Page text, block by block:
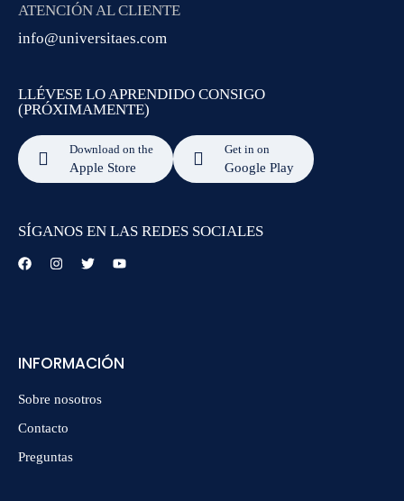
INFORMACIÓN
Sobre nosotros
Contacto
Preguntas
ATENCIÓN AL CLIENTE
info@universitaes.com
LLÉVESE LO APRENDIDO CONSIGO
(PRÓXIMAMENTE)
Download on the
Apple Store
Get in on
Google Play
SÍGANOS EN LAS REDES SOCIALES